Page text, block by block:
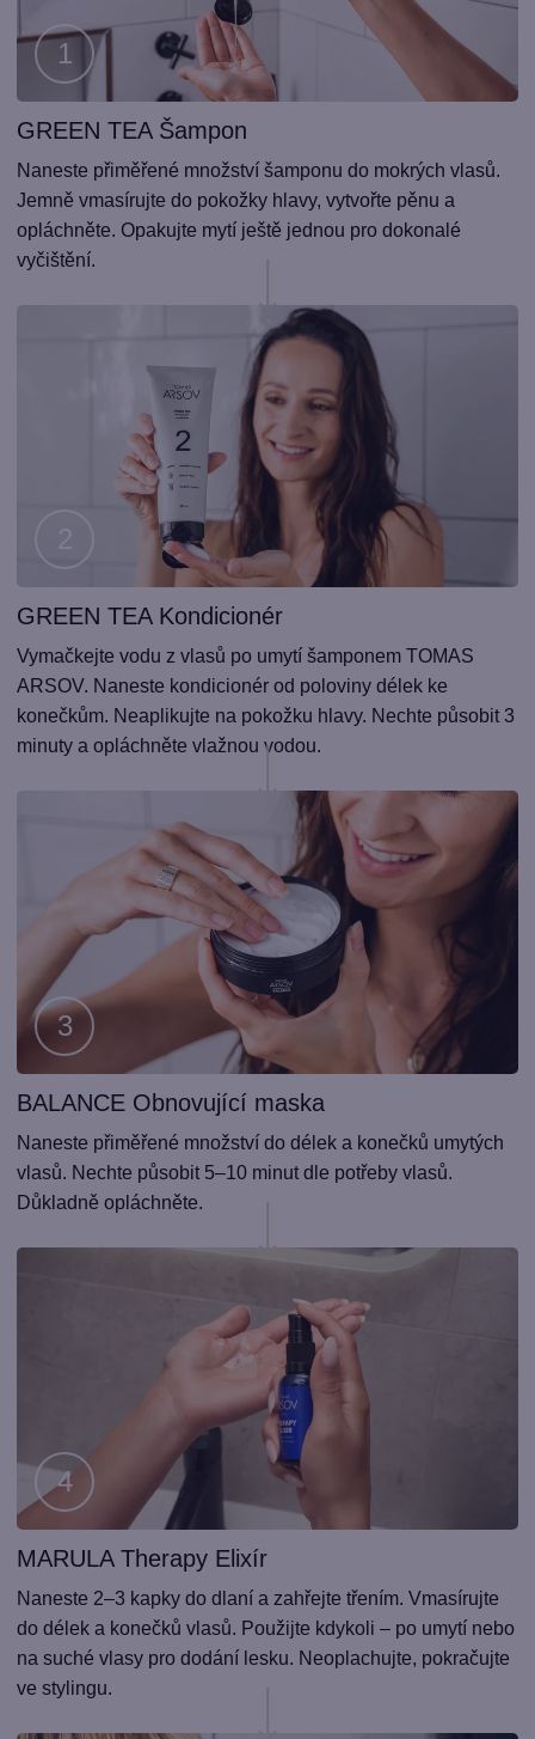
Krok
1
GREEN TEA Šampon
Naneste přiměřené množství šamponu do mokrých vlasů.
Jemně vmasírujte do pokožky hlavy, vytvořte pěnu a
opláchněte. Opakujte mytí ještě jednou pro dokonalé
vyčištění.
Krok
2
GREEN TEA Kondicionér
Vymačkejte vodu z vlasů po umytí šamponem TOMAS
ARSOV. Naneste kondicionér od poloviny délek ke
konečkům. Neaplikujte na pokožku hlavy. Nechte působit 3
minuty a opláchněte vlažnou vodou.
Krok
3
BALANCE Obnovující maska
Naneste přiměřené množství do délek a konečků umytých
vlasů. Nechte působit 5–10 minut dle potřeby vlasů.
Důkladně opláchněte.
Krok
4
MARULA Therapy Elixír
Naneste 2–3 kapky do dlaní a zahřejte třením. Vmasírujte
do délek a konečků vlasů. Použijte kdykoli – po umytí nebo
na suché vlasy pro dodání lesku. Neoplachujte, pokračujte
ve stylingu.